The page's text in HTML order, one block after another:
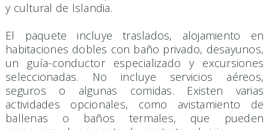
y cultural de Islandia.
El paquete incluye traslados, alojamiento en
habitaciones dobles con baño privado, desayunos,
un guía-conductor especializado y excursiones
seleccionadas. No incluye servicios aéreos,
seguros o algunas comidas. Existen varias
actividades opcionales, como avistamiento de
ballenas o baños termales, que pueden